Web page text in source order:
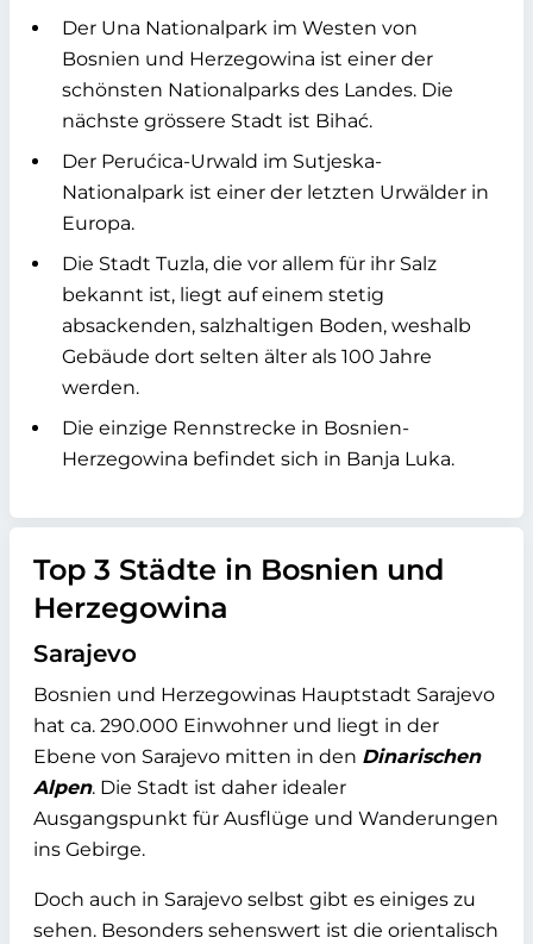
Der Una Nationalpark im Westen von
Bosnien und Herzegowina ist einer der
schönsten Nationalparks des Landes. Die
nächste grössere Stadt ist Bihać.
Der Perućica-Urwald im Sutjeska-
Nationalpark ist einer der letzten Urwälder in
Europa.
Die Stadt Tuzla, die vor allem für ihr Salz
bekannt ist, liegt auf einem stetig
absackenden, salzhaltigen Boden, weshalb
Gebäude dort selten älter als 100 Jahre
werden.
Die einzige Rennstrecke in Bosnien-
Herzegowina befindet sich in Banja Luka.
Top 3 Städte in Bosnien und
Herzegowina
Sarajevo
Bosnien und Herzegowinas Hauptstadt Sarajevo
hat ca. 290.000 Einwohner und liegt in der
Ebene von Sarajevo mitten in den Dinarischen
Alpen. Die Stadt ist daher idealer
Ausgangspunkt für Ausflüge und Wanderungen
ins Gebirge.
Doch auch in Sarajevo selbst gibt es einiges zu
sehen. Besonders sehenswert ist die orientalisch